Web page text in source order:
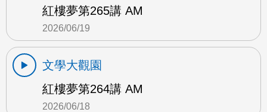
紅樓夢第265講 AM
2026/06/19
文學大觀園
紅樓夢第264講 AM
2026/06/18